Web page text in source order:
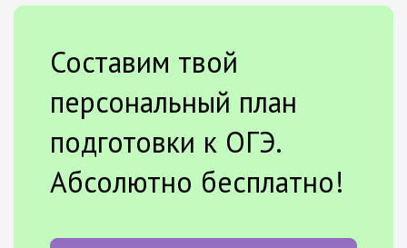
Составим твой
персональный план
подготовки к ОГЭ.
Абсолютно бесплатно!